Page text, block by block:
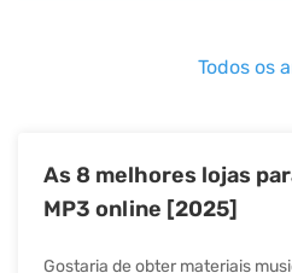
Todos os
As 8 melhores lojas
MP3 online [2025]
Gostaria de obter materiais